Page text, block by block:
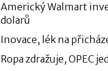
Americký Walmart
dolarů
Inovace, lék na
Ropa zdražuje, OPEC